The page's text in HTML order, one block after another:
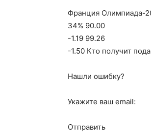
Франция Олимпиада-
34% 90.00
-1.19 99.26
-1.50 Кто получит
Нашли ошибку?
Укажите ваш email:
Отправить